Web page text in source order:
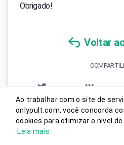
Obrigado!
Voltar
Ao trabalhar com o site de
onlypult.com, você concorda
cookies para otimizar o nível de
Leia mais
Testar